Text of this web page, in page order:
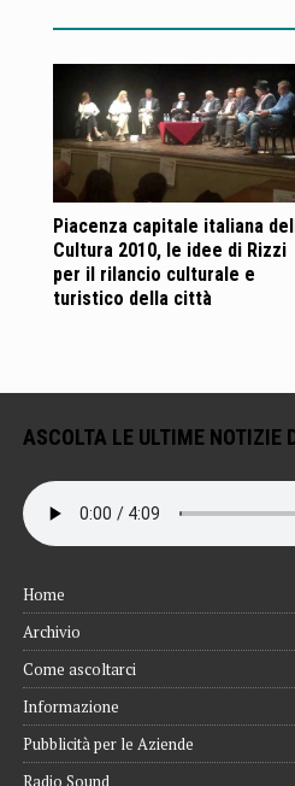
Piacenza capitale italiana
Cultura 2010, le idee di Rizzi
per il rilancio culturale e
turistico della città
ASCOLTA LE ULTIME NOTIZIE
Home
Archivio
Come ascoltarci
Informazione
Pubblicità per le Aziende
Radio Sound